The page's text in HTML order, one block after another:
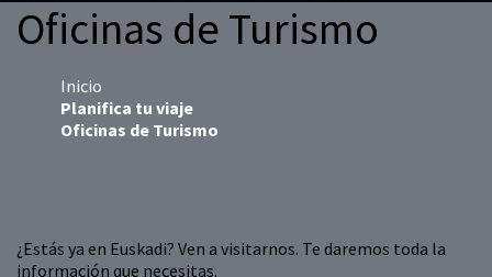
Oficinas de Turismo
Inicio
Planifica tu viaje
Oficinas de Turismo
¿Estás ya en Euskadi? Ven a visitarnos. Te daremos toda la
información que necesitas.